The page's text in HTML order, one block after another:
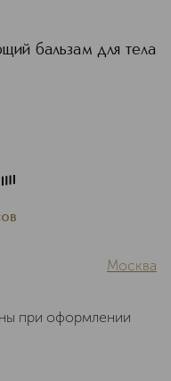
бальзам для тела
Москва
при оформлении